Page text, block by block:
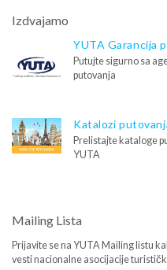
Izdvajamo
YUTA Garancija
Putujte sigurno sa
putovanja
Katalozi
Prelistajte kataloge
YUTA
Mailing Lista
Prijavite se na YUTA Mailing listu
vesti nacionalne asocijacije